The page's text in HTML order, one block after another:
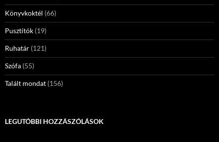
Könyvkoktél (66)
Pusztítók (19)
Ruhatár (121)
Szófa (55)
Talált mondat (156)
LEGUTÓBBI HOZZÁSZÓLÁSOK